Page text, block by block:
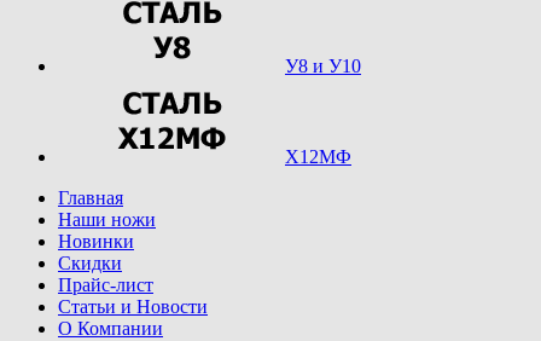
У8 и У10
Х12МФ
Главная
Наши ножи
Новинки
Скидки
Прайс-лист
Статьи и Новости
О Компании